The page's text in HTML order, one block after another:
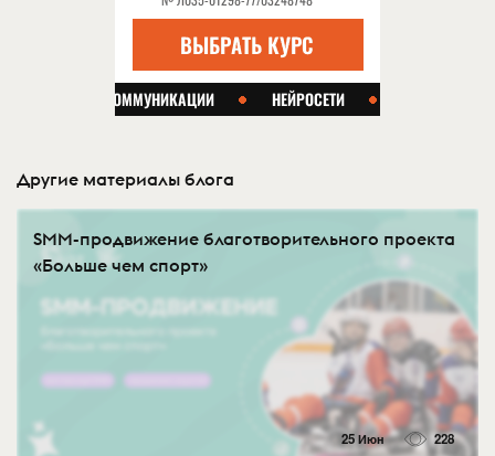
Другие материалы блога
SMM-продвижение благотворительного проекта
«Больше чем спорт»
25 Июн 228